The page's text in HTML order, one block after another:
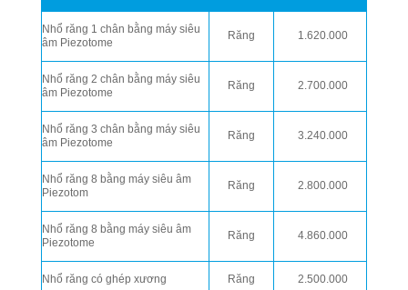
Nhổ răng 1 chân bằng máy siêu
âm Piezotome
Răng 1.620.000
Nhổ răng 2 chân bằng máy siêu
âm Piezotome
Răng 2.700.000
Nhổ răng 3 chân bằng máy siêu
âm Piezotome
Răng 3.240.000
Nhổ răng 8 bằng máy siêu âm
Piezotom
Răng 2.800.000
Nhổ răng 8 bằng máy siêu âm
Piezotome
Răng 4.860.000
Nhổ răng có ghép xương Răng 2.500.000